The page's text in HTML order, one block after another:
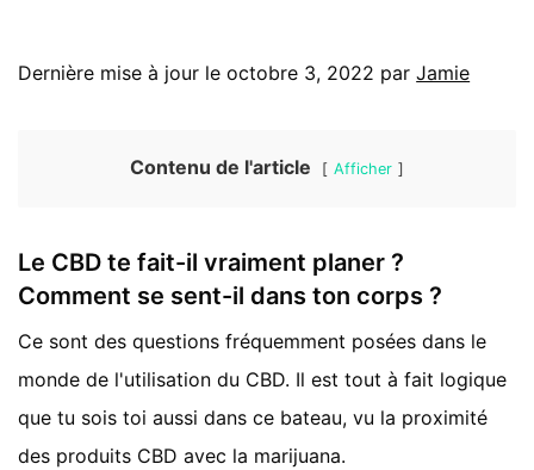
Dernière mise à jour le octobre 3, 2022 parJamie
Contenu de l'article Afficher
Le CBD te fait-il vraiment planer ?
Comment se sent-il dans ton corps ?
Ce sont des questions fréquemment posées dans le
monde de l'utilisation du CBD. Il est tout à fait logique
que tu sois toi aussi dans ce bateau, vu la proximité
des produits CBD avec la marijuana.